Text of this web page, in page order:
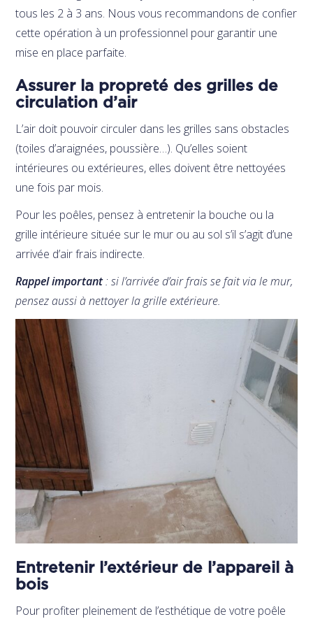
tous les 2 à 3 ans. Nous vous recommandons de confier
cette opération à un professionnel pour garantir une
mise en place parfaite.
Assurer la propreté des grilles de
circulation d’air
L’air doit pouvoir circuler dans les grilles sans obstacles
(toiles d’araignées, poussière…). Qu’elles soient
intérieures ou extérieures, elles doivent être nettoyées
une fois par mois.
Pour les poêles, pensez à entretenir la bouche ou la
grille intérieure située sur le mur ou au sol s’il s’agit d’une
arrivée d’air frais indirecte.
Rappel important: si l’arrivée d’air frais se fait via le mur,
pensez aussi à nettoyer la grille extérieure.
Entretenir l’extérieur de l’appareil à
bois
Pour profiter pleinement de l’esthétique de votre poêle